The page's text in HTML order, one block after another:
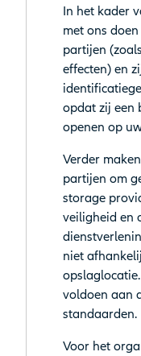
In het kader
met ons
partijen
effecten) en
opdat zij een
openen op
Verder
partijen om
storage
veiligheid en
niet
voldoen aan
standaarden.
Voor het